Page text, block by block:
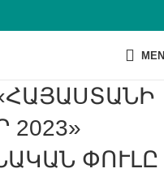
ՓՈՒԼԸ